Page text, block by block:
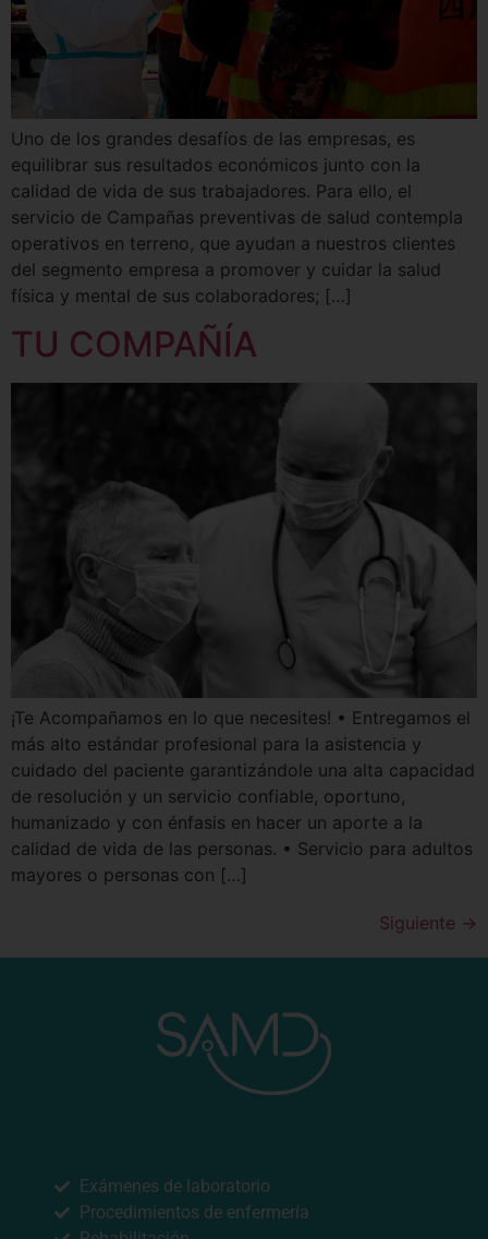
Uno de los grandes desafíos de las empresas, es
equilibrar sus resultados económicos junto con la
calidad de vida de sus trabajadores. Para ello, el
servicio de Campañas preventivas de salud contempla
operativos en terreno, que ayudan a nuestros clientes
del segmento empresa a promover y cuidar la salud
física y mental de sus colaboradores; […]
TU COMPAÑÍA
¡Te Acompañamos en lo que necesites! • Entregamos el
más alto estándar profesional para la asistencia y
cuidado del paciente garantizándole una alta capacidad
de resolución y un servicio confiable, oportuno,
humanizado y con énfasis en hacer un aporte a la
calidad de vida de las personas. • Servicio para adultos
mayores o personas con […]
Siguiente →
Exámenes de laboratorio
Procedimientos de enfermería